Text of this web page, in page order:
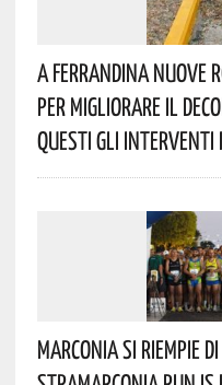
A Ferrandina Nuove
Per Migliorare Il
Questi Gli Interventi
Marconia Si Riempie